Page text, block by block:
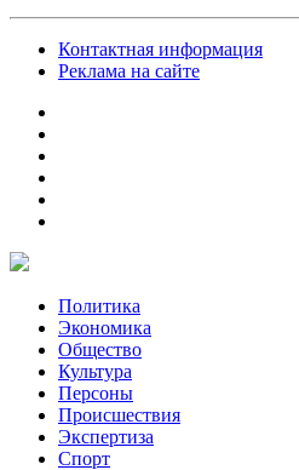
Контактная информация
Реклама на сайте
Политика
Экономика
Общество
Культура
Персоны
Происшествия
Экспертиза
Спорт